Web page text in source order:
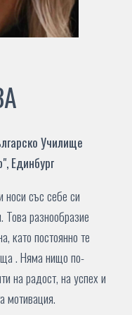
Училище
", Единбург
носи със себе си
Това разнообразие
като постоянно те
. Няма нищо по-
на радост, на успех и
мотивация.